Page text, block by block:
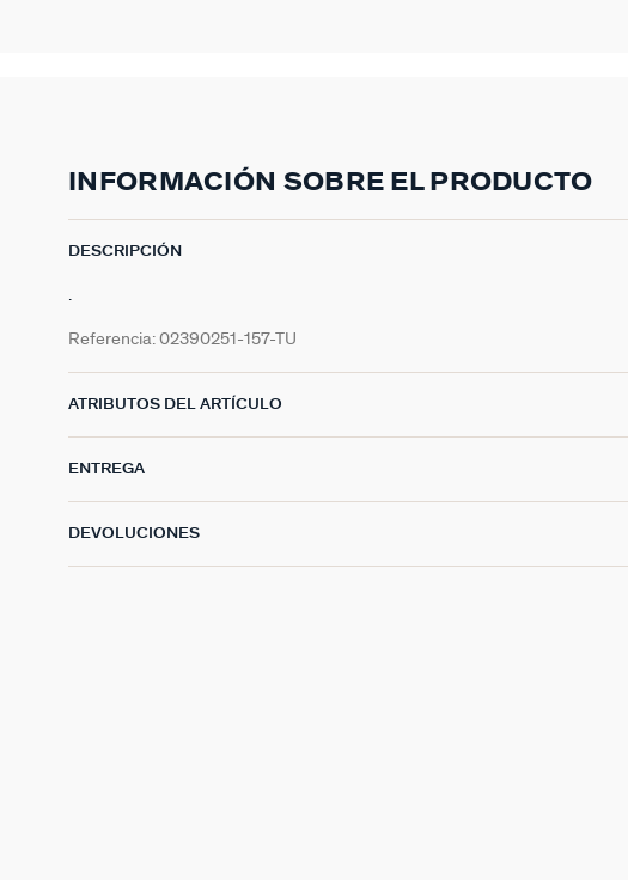
INFORMACIÓN SOBRE EL PRODUCTO
DESCRIPCIÓN
Referencia: 02390251-157-TU
ATRIBUTOS DEL ARTÍCULO
ENTREGA
DEVOLUCIONES